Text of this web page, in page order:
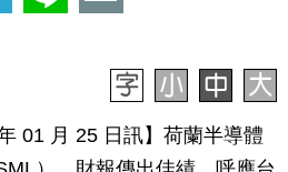
01 月 25 日訊】荷蘭半導體